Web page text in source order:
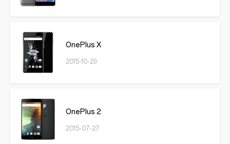
OnePlus X
2015-10-29
OnePlus 2
2015-07-27